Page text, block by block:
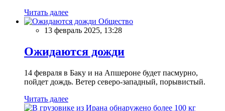
Читать далее
Общество
13 февраль 2025, 13:28
Ожидаются дожди
14 февраля в Баку и на Апшероне будет пасмурно,
пойдет дождь. Ветер северо-западный, порывистый.
Читать далее